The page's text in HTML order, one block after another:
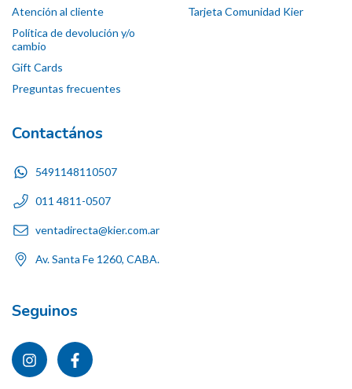
Atención al cliente
Política de devolución y/o
cambio
Gift Cards
Preguntas frecuentes
Tarjeta Comunidad Kier
Contactános
5491148110507
011 4811-0507
ventadirecta@kier.com.ar
Av. Santa Fe 1260, CABA.
Seguinos